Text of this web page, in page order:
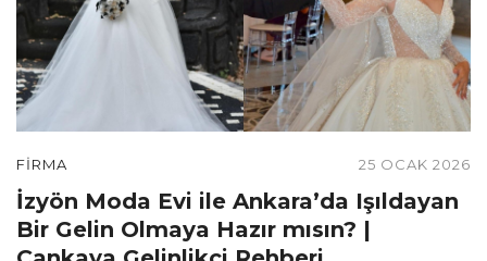
FIRMA 25 OCAK 2026
İzyön Moda Evi ile Ankara’da Işıldayan
Bir Gelin Olmaya Hazır mısın? |